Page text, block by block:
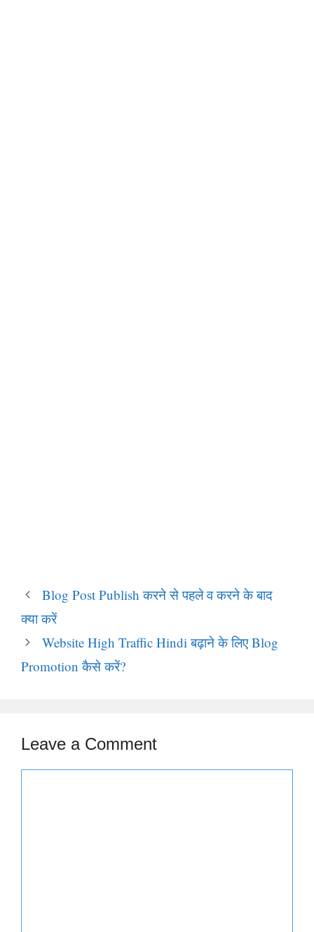
Blog Post Publish करने से पहले व करने के बाद
क्या करें
Website High Traffic Hindi बढ़ाने के लिए Blog
Promotion कैसे करें?
Leave a Comment